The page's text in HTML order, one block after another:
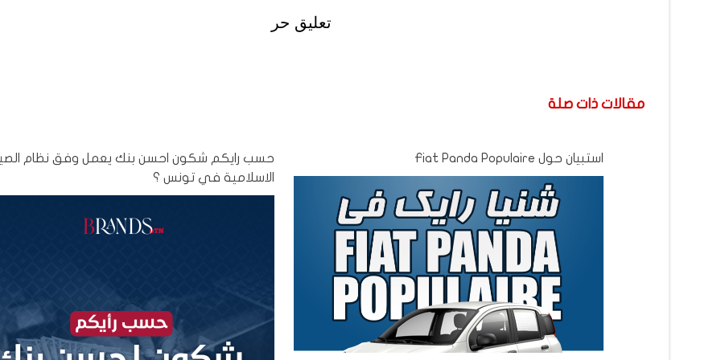
تعليق حر
مقالات ذات صلة
استبيان حول Fiat Panda Populaire
حسب رايكم شكون احسن بنك يعمل وفق نظام
الاسلامية في تونس ؟